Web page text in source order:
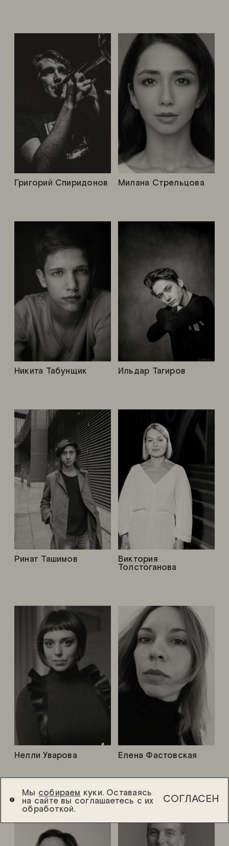
Виктория
Толстоганова
Нелли Уварова
Ринат Ташимов
Ильдар Тагиров
Григорий Спиридонов Милана Стрельцова
Елена Фастовская
Никита Табунщик
Мы собираем куки. Оставаясь
на сайте вы соглашаетесь с их
обработкой.
СОГЛАСЕН